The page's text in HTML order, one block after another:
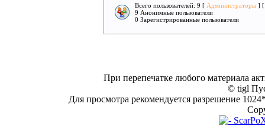
Всего пользователей: 9 [ Администраторы ]
9 Анонимные пользователи
0 Зарегистрированные пользователи
При перепечатке любого материала
© tigl
Для просмотра рекомендуется разрешение